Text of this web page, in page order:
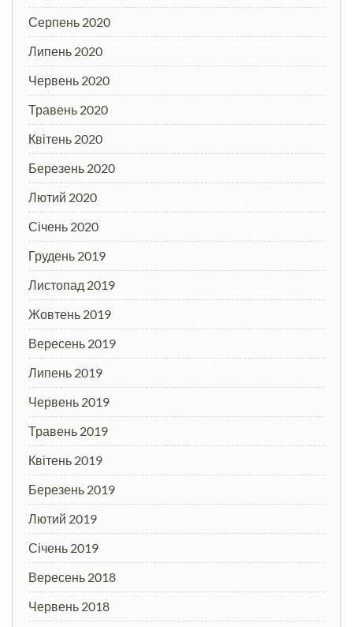
Серпень 2020
Липень 2020
Червень 2020
Травень 2020
Квітень 2020
Березень 2020
Лютий 2020
Січень 2020
Грудень 2019
Листопад 2019
Жовтень 2019
Вересень 2019
Липень 2019
Червень 2019
Травень 2019
Квітень 2019
Березень 2019
Лютий 2019
Січень 2019
Вересень 2018
Червень 2018